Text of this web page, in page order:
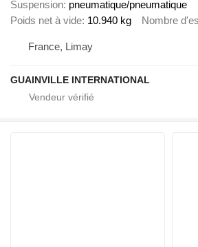
Suspension pneumatique/pneumatique
Poids net à vide 10.940 kg Nombre
France, Limay
GUAINVILLE INTERNATIONAL